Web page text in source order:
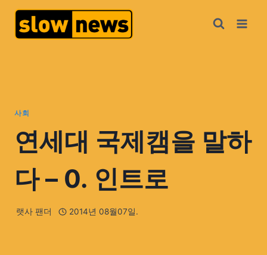
사회
연세대 국제캠을 말하
다 – 0. 인트로
랫사 팬더 2014년 08월07일.